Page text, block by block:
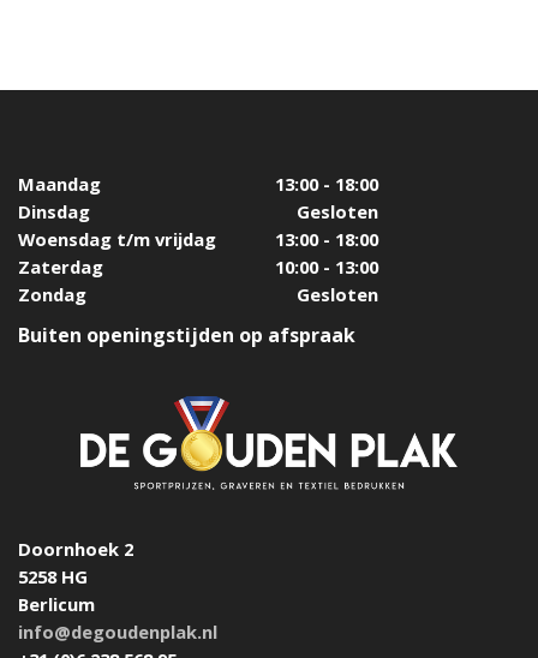
Maandag
13:00 - 18:00
Dinsdag
Gesloten
Woensdag t/m vrijdag
13:00 - 18:00
Zaterdag
10:00 - 13:00
Zondag
Gesloten
Buiten openingstijden op afspraak
Doornhoek 2
5258 HG
Berlicum
info@degoudenplak.nl